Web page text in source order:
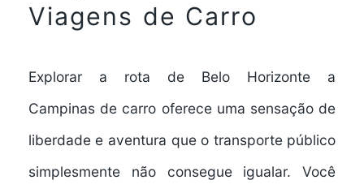
Viagens de Carro
Explorar a rota de Belo Horizonte a
Campinasde carro oferece uma sensação de
liberdade e aventura que o transporte público
simplesmente não consegue igualar. Você